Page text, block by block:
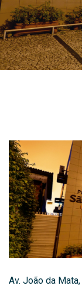
Av. João da